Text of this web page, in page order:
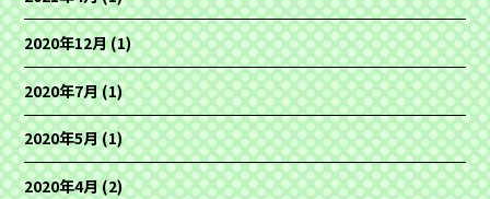
2020年12月(1)
2020年7月(1)
2020年5月(1)
2020年4月(2)